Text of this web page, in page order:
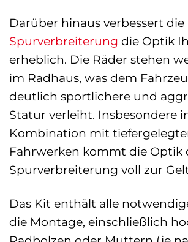
Darüber hinaus verbessert die
Spurverbreiterung die Optik
erheblich. Die Räder stehen
im Radhaus, was dem
deutlich sportlichere und
Statur verleiht. Insbesondere
Kombination mit
Fahrwerken kommt die Optik
Spurverbreiterung voll zur
Das Kit enthält alle
die Montage, einschließlich